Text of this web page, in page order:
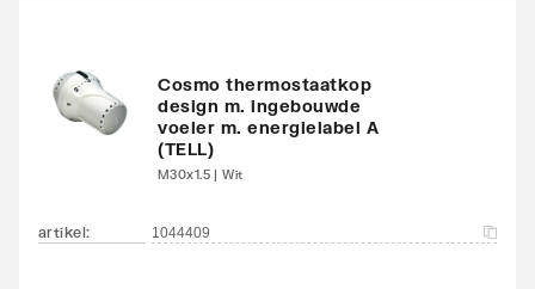
70/40
N-exponent 1.2534
Cosmo thermostaatkop
design m. ingebouwde
voeler m. energielabel A
(TELL)
M30x1.5 | Wit
artikel: 1044409